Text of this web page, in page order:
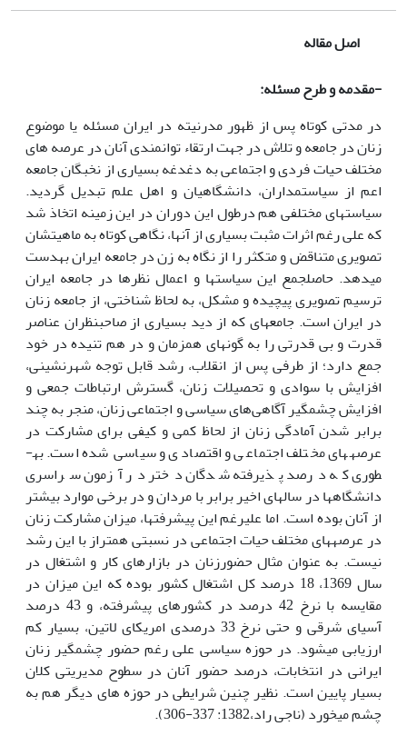
اصل مقاله
-مقدمه و طرح مسئله:
در مدتی کوتاه پس از ظهور مدرنیته در ایران مسئله یا موضوع
زنان در جامعه و تلاش در جهت ارتقاء توانمندی آنان در عرصه های
مختلف حیات فردی و اجتماعی به دغدغه بسیاری از نخبگان جامعه
اعم از سیاستمداران، دانشگاهیان و اهل علم تبدیل گردید.
سیاست­های مختلفی هم درطول این دوران در این زمینه اتخاذ شد
که علی رغم اثرات مثبت بسیاری از آن­ها، نگاهی کوتاه به ماهیتشان
تصویری متناقض و متکثر را از نگاه به زن در جامعه ایران به­دست
می­دهد. حاصل­جمع این سیاست­ها و اعمال نظرها در جامعه ایران
ترسیم تصویری پیچیده و مشکل، به لحاظ شناختی، از جامعه زنان
در ایران است. جامعه­ای که از دید بسیاری از صاحبنظران عناصر
قدرت و بی قدرتی را به گونه­ای همزمان و در هم تنیده در خود
جمع دارد؛ از طرفی پس از انقلاب، رشد قابل توجه شهرنشینی،
افزایش با سوادی و تحصیلات زنان، گسترش ارتباطات جمعی و
افزایش چشمگیر آگاهی‌های سیاسی و اجتماعی زنان، منجر به چند
برابر شدن آمادگی زنان از لحاظ کمی و کیفی برای مشارکت در
عرصه­های مختلف اجتماعی و اقتصادی و سیاسی شده است. به­
طوری که درصد پذیرفته شدگان دختر در آزمون سراسری
دانشگاه­ها در سال­های اخیر برابر با مردان و در برخی موارد بیشتر
از آنان بوده است. اما علیرغم این پیشرفت­ها، میزان مشارکت زنان
در عرصه­های مختلف حیات اجتماعی در نسبتی همتراز با این رشد
نیست. به عنوان مثال حضورزنان در بازارهای کار و اشتغال در
سال 1369، 18 درصد کل اشتغال کشور بوده که این میزان در
مقایسه با نرخ 42 درصد در کشورهای پیشرفته، و 43 درصد
آسیای شرقی و حتی نرخ 33 درصدی امریکای لاتین، بسیار کم
ارزیابی می­شود. در حوزه سیاسی علی رغم حضور چشمگیر زنان
ایرانی در انتخابات، درصد حضور آنان در سطوح مدیریتی کلان
بسیار پایین است. نظیر چنین شرایطی در حوزه های دیگر هم به
چشم می­خورد (ناجی راد،1382: 337-306).